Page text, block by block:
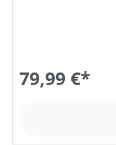
79,99 €*